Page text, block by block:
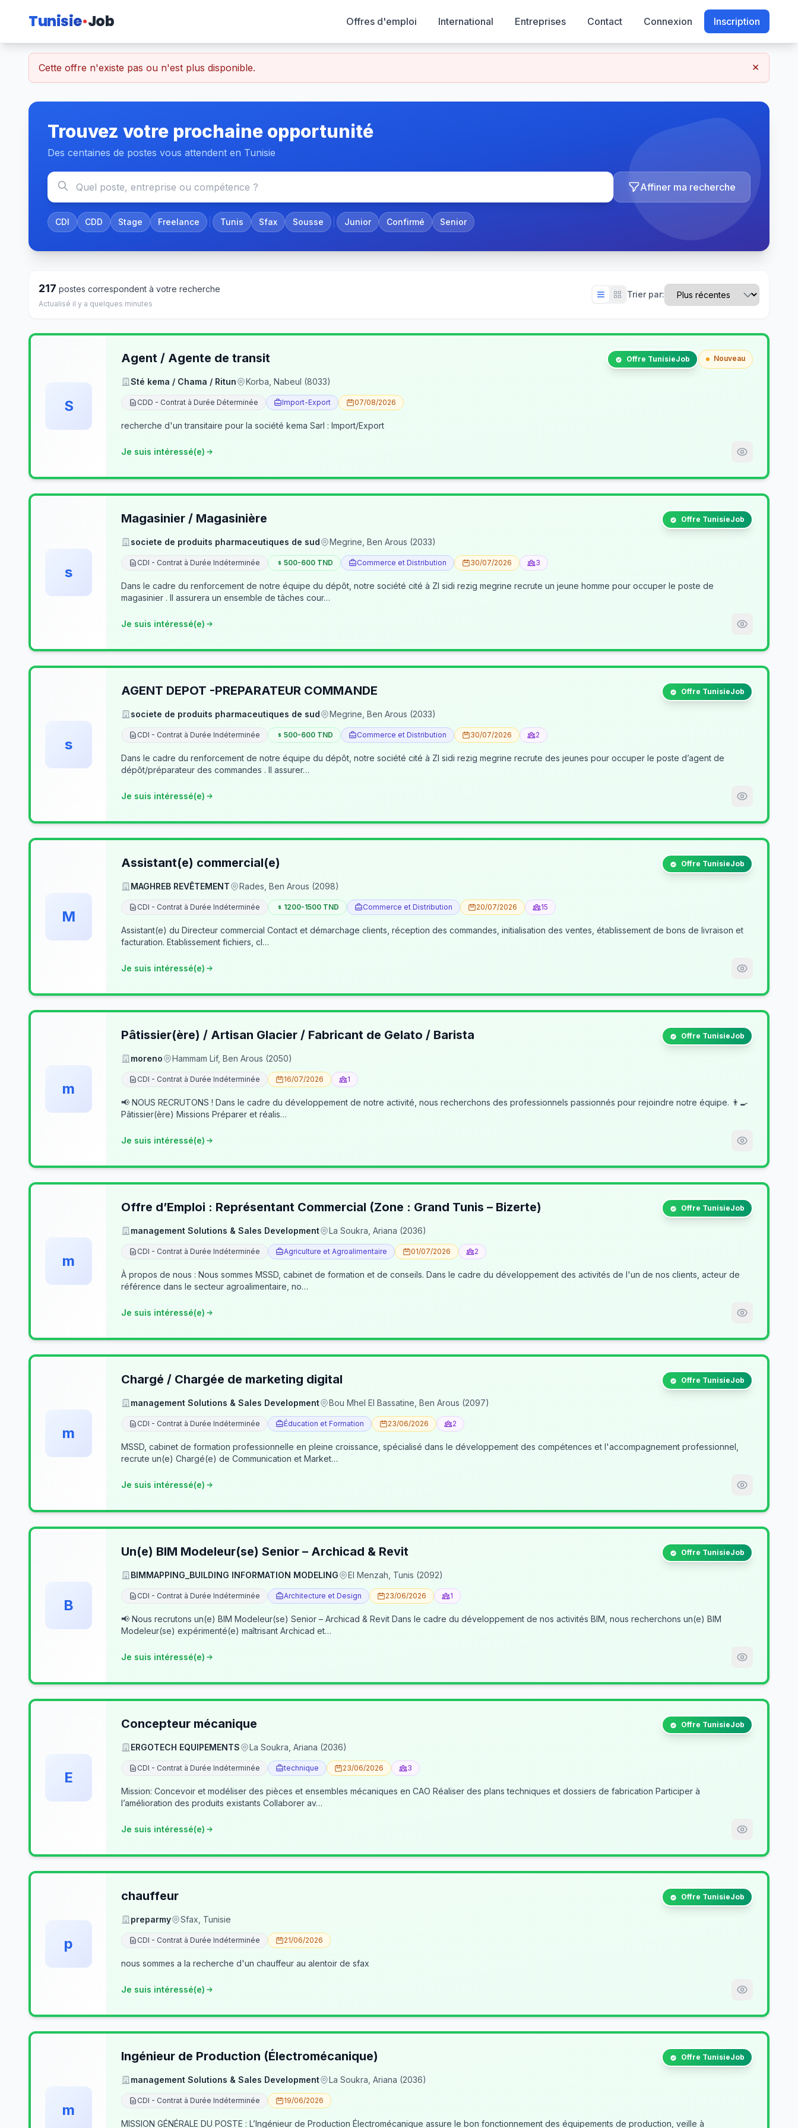
Tunisie Job Offres d'emploi International Entreprises Contact Connexion Inscription
Cette offre n'existe pas ou n'est plus disponible. ×
Trouvez votre prochaine opportunité
Des centaines de postes vous attendent en Tunisie
Affiner ma recherche
CDI CDD Stage Freelance Tunis Sfax Sousse Junior Confirmé Senior
217 postes correspondent à votre recherche
Actualisé il y a quelques minutes
Trier par:
S
Agent / Agente de transit Offre TunisieJob Nouveau
Sté kema / Chama / Ritun Korba, Nabeul (8033)
CDD - Contrat à Durée Déterminée Import-Export 07/08/2026
recherche d'un transitaire pour la société kema Sarl : Import/Export
Je suis intéressé(e)
s
Magasinier / Magasinière Offre TunisieJob
societe de produits pharmaceutiques de sud Megrine, Ben Arous (2033)
CDI - Contrat à Durée Indéterminée 500-600 TND Commerce et Distribution 30/07/2026 3
Dans le cadre du renforcement de notre équipe du dépôt, notre société cité à ZI sidi rezig megrine recrute un jeune homme pour occuper le poste de
magasinier . Il assurera un ensemble de tâches cour…
Je suis intéressé(e)
s
AGENT DEPOT -PREPARATEUR COMMANDE Offre TunisieJob
societe de produits pharmaceutiques de sud Megrine, Ben Arous (2033)
CDI - Contrat à Durée Indéterminée 500-600 TND Commerce et Distribution 30/07/2026 2
Dans le cadre du renforcement de notre équipe du dépôt, notre société cité à ZI sidi rezig megrine recrute des jeunes pour occuper le poste d’agent de
dépôt/préparateur des commandes . Il assurer…
Je suis intéressé(e)
M
Assistant(e) commercial(e) Offre TunisieJob
MAGHREB REVÊTEMENT Rades, Ben Arous (2098)
CDI - Contrat à Durée Indéterminée 1200-1500 TND Commerce et Distribution 20/07/2026 15
Assistant(e) du Directeur commercial Contact et démarchage clients, réception des commandes, initialisation des ventes, établissement de bons de livraison et
facturation. Etablissement fichiers, cl…
Je suis intéressé(e)
m
Pâtissier(ère) / Artisan Glacier / Fabricant de Gelato / Barista Offre TunisieJob
moreno Hammam Lif, Ben Arous (2050)
CDI - Contrat à Durée Indéterminée 16/07/2026 1
📢 NOUS RECRUTONS ! Dans le cadre du développement de notre activité, nous recherchons des professionnels passionnés pour rejoindre notre équipe. 👨‍🍳
Pâtissier(ère) Missions Préparer et réalis…
Je suis intéressé(e)
m
Offre d’Emploi : Représentant Commercial (Zone : Grand Tunis – Bizerte) Offre TunisieJob
management Solutions & Sales Development La Soukra, Ariana (2036)
CDI - Contrat à Durée Indéterminée Agriculture et Agroalimentaire 01/07/2026 2
À propos de nous : Nous sommes MSSD, cabinet de formation et de conseils. Dans le cadre du développement des activités de l'un de nos clients, acteur de
référence dans le secteur agroalimentaire, no…
Je suis intéressé(e)
m
Chargé / Chargée de marketing digital Offre TunisieJob
management Solutions & Sales Development Bou Mhel El Bassatine, Ben Arous (2097)
CDI - Contrat à Durée Indéterminée Éducation et Formation 23/06/2026 2
MSSD, cabinet de formation professionnelle en pleine croissance, spécialisé dans le développement des compétences et l'accompagnement professionnel,
recrute un(e) Chargé(e) de Communication et Market…
Je suis intéressé(e)
B
Un(e) BIM Modeleur(se) Senior – Archicad & Revit Offre TunisieJob
BIMMAPPING_BUILDING INFORMATION MODELING El Menzah, Tunis (2092)
CDI - Contrat à Durée Indéterminée Architecture et Design 23/06/2026 1
📢 Nous recrutons un(e) BIM Modeleur(se) Senior – Archicad & Revit Dans le cadre du développement de nos activités BIM, nous recherchons un(e) BIM
Modeleur(se) expérimenté(e) maîtrisant Archicad et…
Je suis intéressé(e)
E
Concepteur mécanique Offre TunisieJob
ERGOTECH EQUIPEMENTS La Soukra, Ariana (2036)
CDI - Contrat à Durée Indéterminée technique 23/06/2026 3
Mission: Concevoir et modéliser des pièces et ensembles mécaniques en CAO Réaliser des plans techniques et dossiers de fabrication Participer à
l’amélioration des produits existants Collaborer av…
Je suis intéressé(e)
p
chauffeur Offre TunisieJob
preparmy Sfax, Tunisie
CDI - Contrat à Durée Indéterminée 21/06/2026
nous sommes a la recherche d'un chauffeur au alentoir de sfax
Je suis intéressé(e)
m
Ingénieur de Production (Électromécanique) Offre TunisieJob
management Solutions & Sales Development La Soukra, Ariana (2036)
CDI - Contrat à Durée Indéterminée 19/06/2026
MISSION GÉNÉRALE DU POSTE : L’Ingénieur de Production Électromécanique assure le bon fonctionnement des équipements de production, veille à